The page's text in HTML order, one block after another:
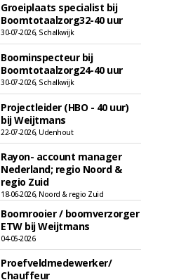
Groeiplaats specialist bij
Boomtotaalzorg32-40 uur
30-07-2026, Schalkwijk
Boominspecteur bij
Boomtotaalzorg24-40 uur
30-07-2026, Schalkwijk
Projectleider (HBO - 40 uur)
bij Weijtmans
22-07-2026, Udenhout
Rayon- account manager
Nederland; regio Noord &
regio Zuid
18-06-2026, Noord & regio Zuid
Boomrooier / boomverzorger
ETW bij Weijtmans
04-05-2026
Proefveldmedewerker/
Chauffeur